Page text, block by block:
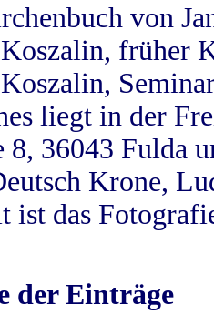
von
früher
liegt in der
8, 36043 Fulda
Krone,
ist das
der Einträge